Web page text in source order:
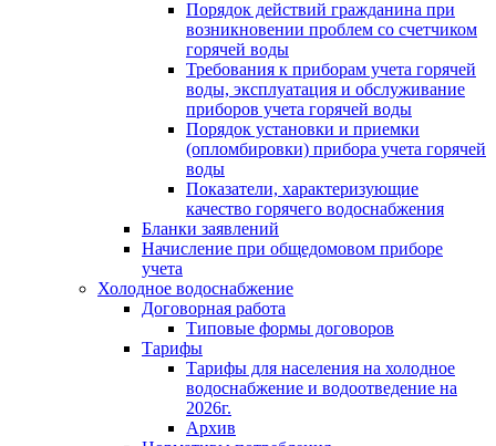
Порядок действий гражданина при
возникновении проблем со счетчиком
горячей воды
Требования к приборам учета горячей
воды, эксплуатация и обслуживание
приборов учета горячей воды
Порядок установки и приемки
(опломбировки) прибора учета горячей
воды
Показатели, характеризующие
качество горячего водоснабжения
Бланки заявлений
Начисление при общедомовом приборе
учета
Холодное водоснабжение
Договорная работа
Типовые формы договоров
Тарифы
Тарифы для населения на холодное
водоснабжение и водоотведение на
2026г.
Архив